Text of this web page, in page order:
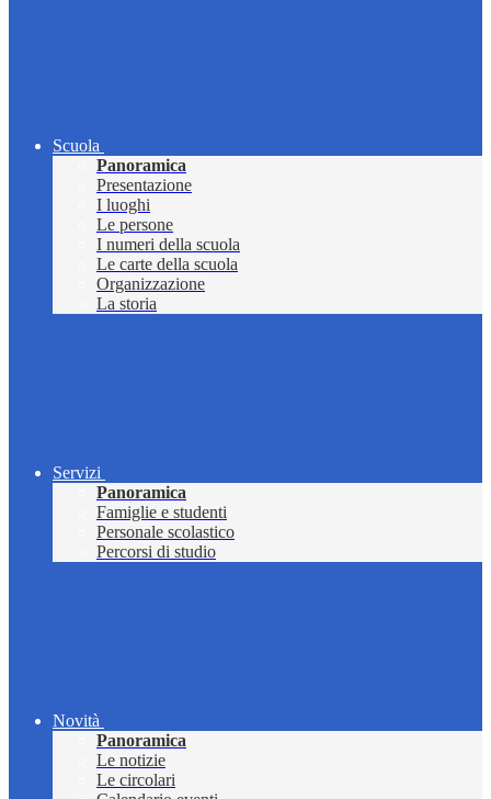
Scuola
Panoramica
Presentazione
I luoghi
Le persone
I numeri della scuola
Le carte della scuola
Organizzazione
La storia
Servizi
Panoramica
Famiglie e studenti
Personale scolastico
Percorsi di studio
Novità
Panoramica
Le notizie
Le circolari